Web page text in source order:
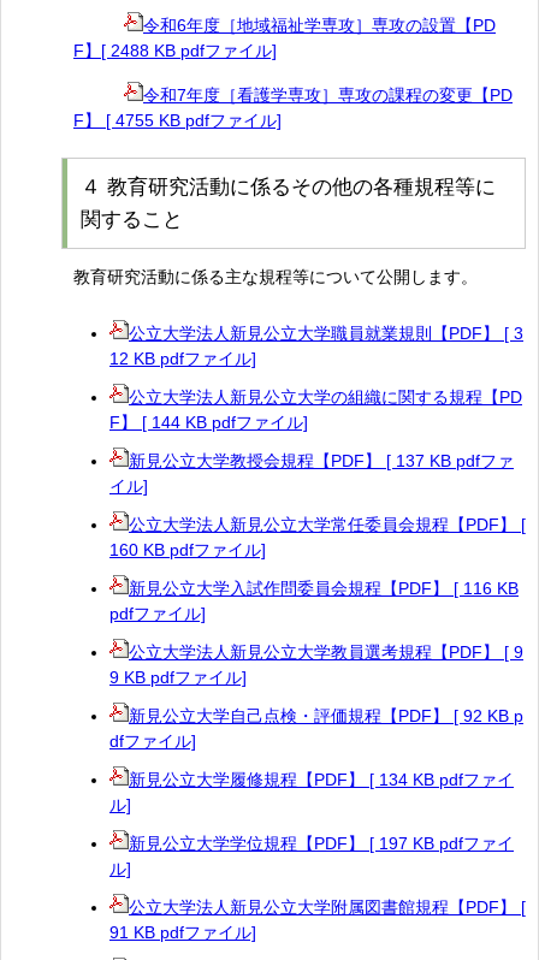
令和6年度［地域福祉学専攻］専攻の設置【PD
F】[ 2488 KB pdfファイル]
令和7年度［看護学専攻］専攻の課程の変更【PD
F】 [ 4755 KB pdfファイル]
４ 教育研究活動に係るその他の各種規程等に
関すること
教育研究活動に係る主な規程等について公開します。
公立大学法人新見公立大学職員就業規則【PDF】 [ 3
12 KB pdfファイル]
公立大学法人新見公立大学の組織に関する規程【PD
F】 [ 144 KB pdfファイル]
新見公立大学教授会規程【PDF】 [ 137 KB pdfファ
イル]
公立大学法人新見公立大学常任委員会規程【PDF】 [
160 KB pdfファイル]
新見公立大学入試作問委員会規程【PDF】 [ 116 KB
pdfファイル]
公立大学法人新見公立大学教員選考規程【PDF】 [ 9
9 KB pdfファイル]
新見公立大学自己点検・評価規程【PDF】 [ 92 KB p
dfファイル]
新見公立大学履修規程【PDF】 [ 134 KB pdfファイ
ル]
新見公立大学学位規程【PDF】 [ 197 KB pdfファイ
ル]
公立大学法人新見公立大学附属図書館規程【PDF】 [
91 KB pdfファイル]